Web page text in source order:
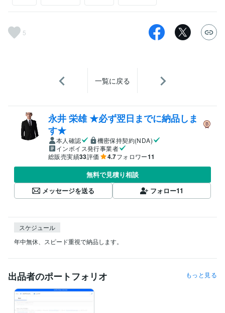
5
一覧に戻る
永井 栄雄 ★必ず翌日までに納品しま
す★
本人確認
機密保持契約(NDA)
インボイス発行事業者
総販売実績33評価 4.7フォロワー11
無料で見積り相談
メッセージを送る
フォロー11
スケジュール
年中無休、スピード重視で納品します。
出品者のポートフォリオ もっと見る